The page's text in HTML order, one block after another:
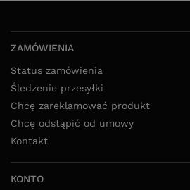
ZAMÓWIENIA
Status zamówienia
Śledzenie przesyłki
Chcę zareklamować produkt
Chcę odstąpić od umowy
Kontakt
KONTO